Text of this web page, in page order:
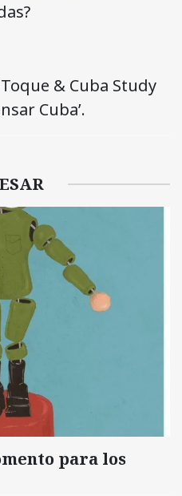
& Cuba Study
Cuba’.
para los